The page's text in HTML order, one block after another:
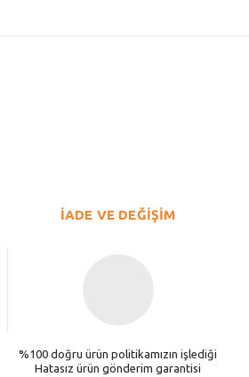
İADE VE DEĞİŞİM
%100 doğru ürün politikamızın işlediği
Hatasız ürün gönderim garantisi